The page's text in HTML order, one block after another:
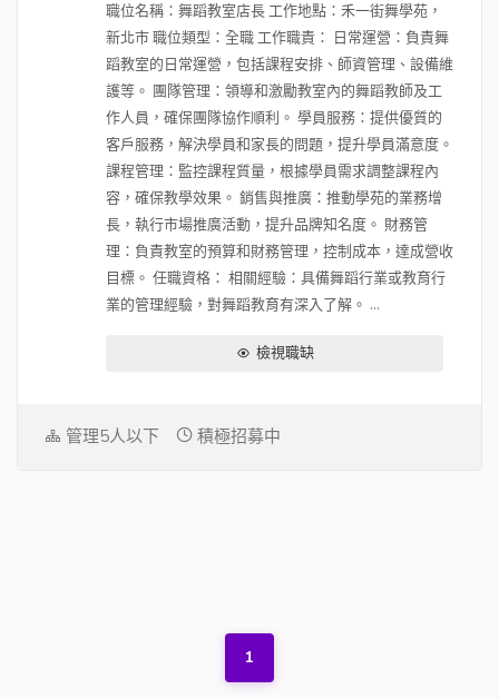
職位名稱：舞蹈教室店長 工作地點：禾一街舞學苑，
新北市 職位類型：全職 工作職責： 日常運營：負責舞
蹈教室的日常運營，包括課程安排、師資管理、設備維
護等。 團隊管理：領導和激勵教室內的舞蹈教師及工
作人員，確保團隊協作順利。 學員服務：提供優質的
客戶服務，解決學員和家長的問題，提升學員滿意度。
課程管理：監控課程質量，根據學員需求調整課程內
容，確保教學效果。 銷售與推廣：推動學苑的業務增
長，執行市場推廣活動，提升品牌知名度。 財務管
理：負責教室的預算和財務管理，控制成本，達成營收
目標。 任職資格： 相關經驗：具備舞蹈行業或教育行
業的管理經驗，對舞蹈教育有深入了解。 ...
檢視職缺
管理5人以下 積極招募中
1